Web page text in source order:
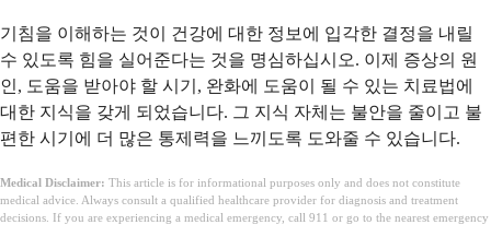
기침을 이해하는 것이 건강에 대한 정보에 입각한 결정을 내릴
수 있도록 힘을 실어준다는 것을 명심하십시오. 이제 증상의 원
인, 도움을 받아야 할 시기, 완화에 도움이 될 수 있는 치료법에
대한 지식을 갖게 되었습니다. 그 지식 자체는 불안을 줄이고 불
편한 시기에 더 많은 통제력을 느끼도록 도와줄 수 있습니다.
Medical Disclaimer: This article is for informational purposes only and does not constitute
medical advice. Always consult a qualified healthcare provider for diagnosis and treatment
decisions. If you are experiencing a medical emergency, call 911 or go to the nearest emergency